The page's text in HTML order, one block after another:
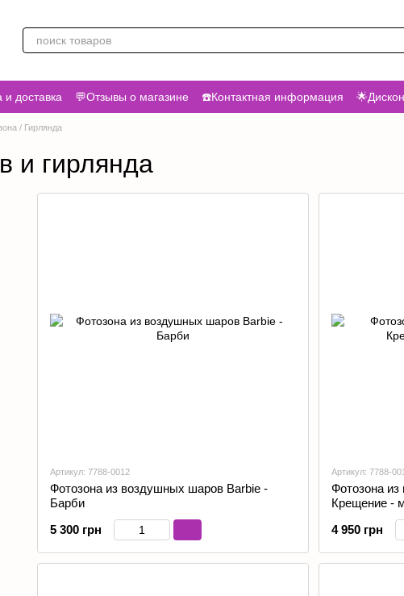
доставка 💬Отзывы о магазине ☎️Контактная информация
/ Гирлянда
и гирлянда
Артикул: 7788-0012
Фотозона из воздушных шаров Barbie -
Барби
5 300 грн
Артикул: 7788-
Фотозона
Крещение -
4 950 грн